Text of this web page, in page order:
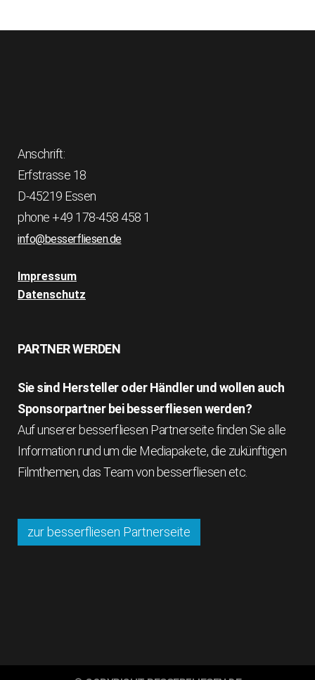
Anschrift:
Erfstrasse 18
D-45219 Essen
phone +49 178-458 458 1
info@besserfliesen.de
Impressum
Datenschutz
PARTNER WERDEN
Sie sind Hersteller oder Händler und wollen auch
Sponsorpartner bei besserfliesen werden?
Auf unserer besserfliesen Partnerseite finden Sie alle
Information rund um die Mediapakete, die zukünftigen
Filmthemen, das Team von besserfliesen etc.
zur besserfliesen Partnerseite